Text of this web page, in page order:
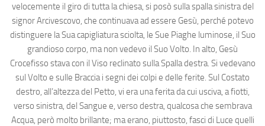
velocemente il giro di tutta la chiesa, si posò sulla spalla sinistra del
signor Arcivescovo, che continuava ad essere Gesù, perché potevo
distinguere la Sua capigliatura sciolta, le Sue Piaghe luminose, il Suo
grandioso corpo, ma non vedevo il Suo Volto. In alto, Gesù
Crocefisso stava con il Viso reclinato sulla Spalla destra. Si vedevano
sul Volto e sulle Braccia i segni dei colpi e delle ferite. Sul Costato
destro, all’altezza del Petto, vi era una ferita da cui usciva, a fiotti,
verso sinistra, del Sangue e, verso destra, qualcosa che sembrava
Acqua, però molto brillante; ma erano, piuttosto, fasci di Luce quelli